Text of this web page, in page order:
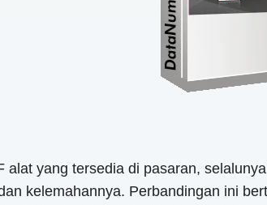
alat yang tersedia di pasaran,
kelemahannya. Perbandingan ini